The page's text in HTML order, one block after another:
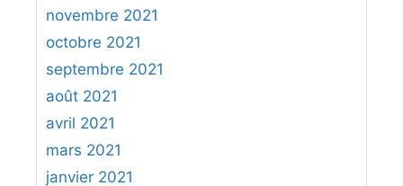
novembre 2021
octobre 2021
septembre 2021
août 2021
avril 2021
mars 2021
janvier 2021